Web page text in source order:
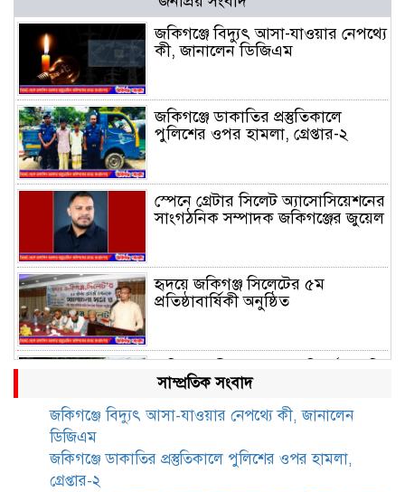
জকিগঞ্জে বিদ্যুৎ আসা-যাওয়ার নেপথ্যে
কী, জানালেন ডিজিএম
জকিগঞ্জে ডাকাতির প্রস্তুতিকালে
পুলিশের ওপর হামলা, গ্রেপ্তার-২
স্পেনে গ্রেটার সিলেট অ্যাসোসিয়েশনের
সাংগঠনিক সম্পাদক জকিগঞ্জের জুয়েল
হৃদয়ে জকিগঞ্জ সিলেটের ৫ম
প্রতিষ্ঠাবার্ষিকী অনুষ্ঠিত
রেকর্ড ও জরিপ অধিদপ্তরের
জকিগঞ্জে নারী ও শিশু নির্যাতন ও
বাল্যবিবাহ প্রতিরোধে আন্তঃকলেজ
সাম্প্রতিক সংবাদ
জকিগঞ্জে বিদ্যুৎ আসা-যাওয়ার নেপথ্যে কী, জানালেন
ডিজিএম
জকিগঞ্জে ডাকাতির প্রস্তুতিকালে পুলিশের ওপর হামলা,
গ্রেপ্তার-২